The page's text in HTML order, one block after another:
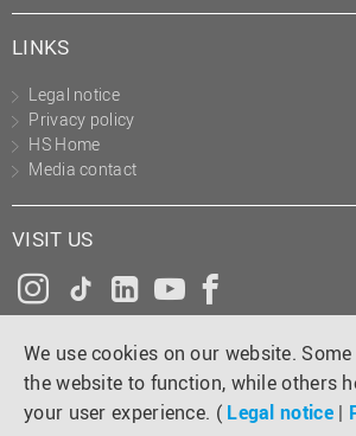
We use cookies on our website.
the website to function, while others
your user experience. ( Legal notice |
LINKS
Legal notice
Privacy policy
HS Home
Media contact
VISIT US
Instagram
Tiktok
LinkedInYouTube